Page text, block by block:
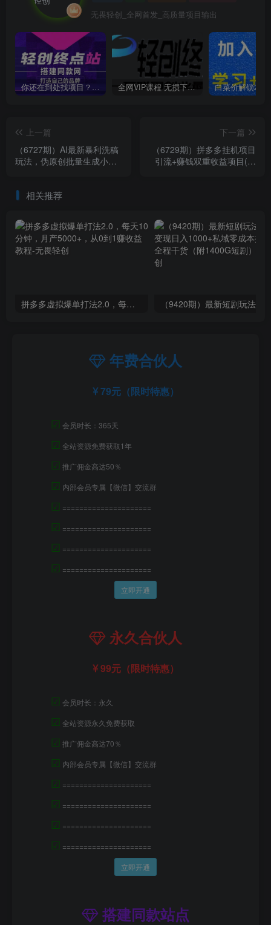
无畏轻创_全网首发_高质量项目输出
你还在到处找项目？还在当韭菜？我靠卖项目一个月收入5万+，曾经我也是个失败者。 全网VIP课程 无损下载~
上一篇
（6727期）AI最新暴利洗稿
玩法，伪原创批量生成小红
下一篇
（6729期）拼多多挂机项目
引流+赚钱双重收益项目(保
相关推荐
拼多多虚拟爆单打法2.0，每天10分钟，月产5000+，从0到1赚收益教程
年费合伙人
79元（限时特惠）
☑ 会员时长：365天
☑ 全站资源免费获取1年
☑ 推广佣金高达50％
☑ 内部会员专属【微信】交流群
☑ =====================
☑ =====================
☑ =====================
☑ =====================
立即开通
永久合伙人
99元（限时特惠）
☑ 会员时长：永久
☑ 全站资源永久免费获取
☑ 推广佣金高达70％
☑ 内部会员专属【微信】交流群
☑ =====================
☑ =====================
☑ =====================
☑ =====================
立即开通
搭建同款站点